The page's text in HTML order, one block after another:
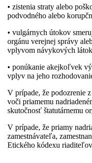
• zistenia straty alebo
podvodného alebo
• vulgárnych útokov
orgánu verejnej správy
vplyvom návykových
• ponúkanie akejkoľvek
vplyv na jeho
V prípade, že podozrenie
voči priamemu
skutočnosť štatutárnemu
V prípade, že priamy
zamestnávateľa,
Etického kódexu